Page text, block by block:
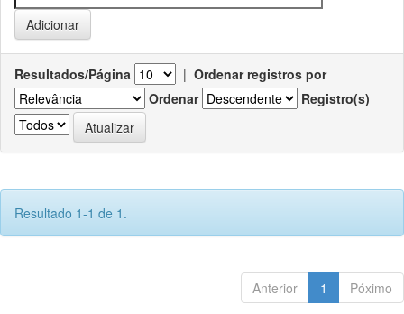
Resultados/Página | Ordenar registros por
Ordenar
Registro(s)
Resultado 1-1 de 1.
Anterior 1 Póximo